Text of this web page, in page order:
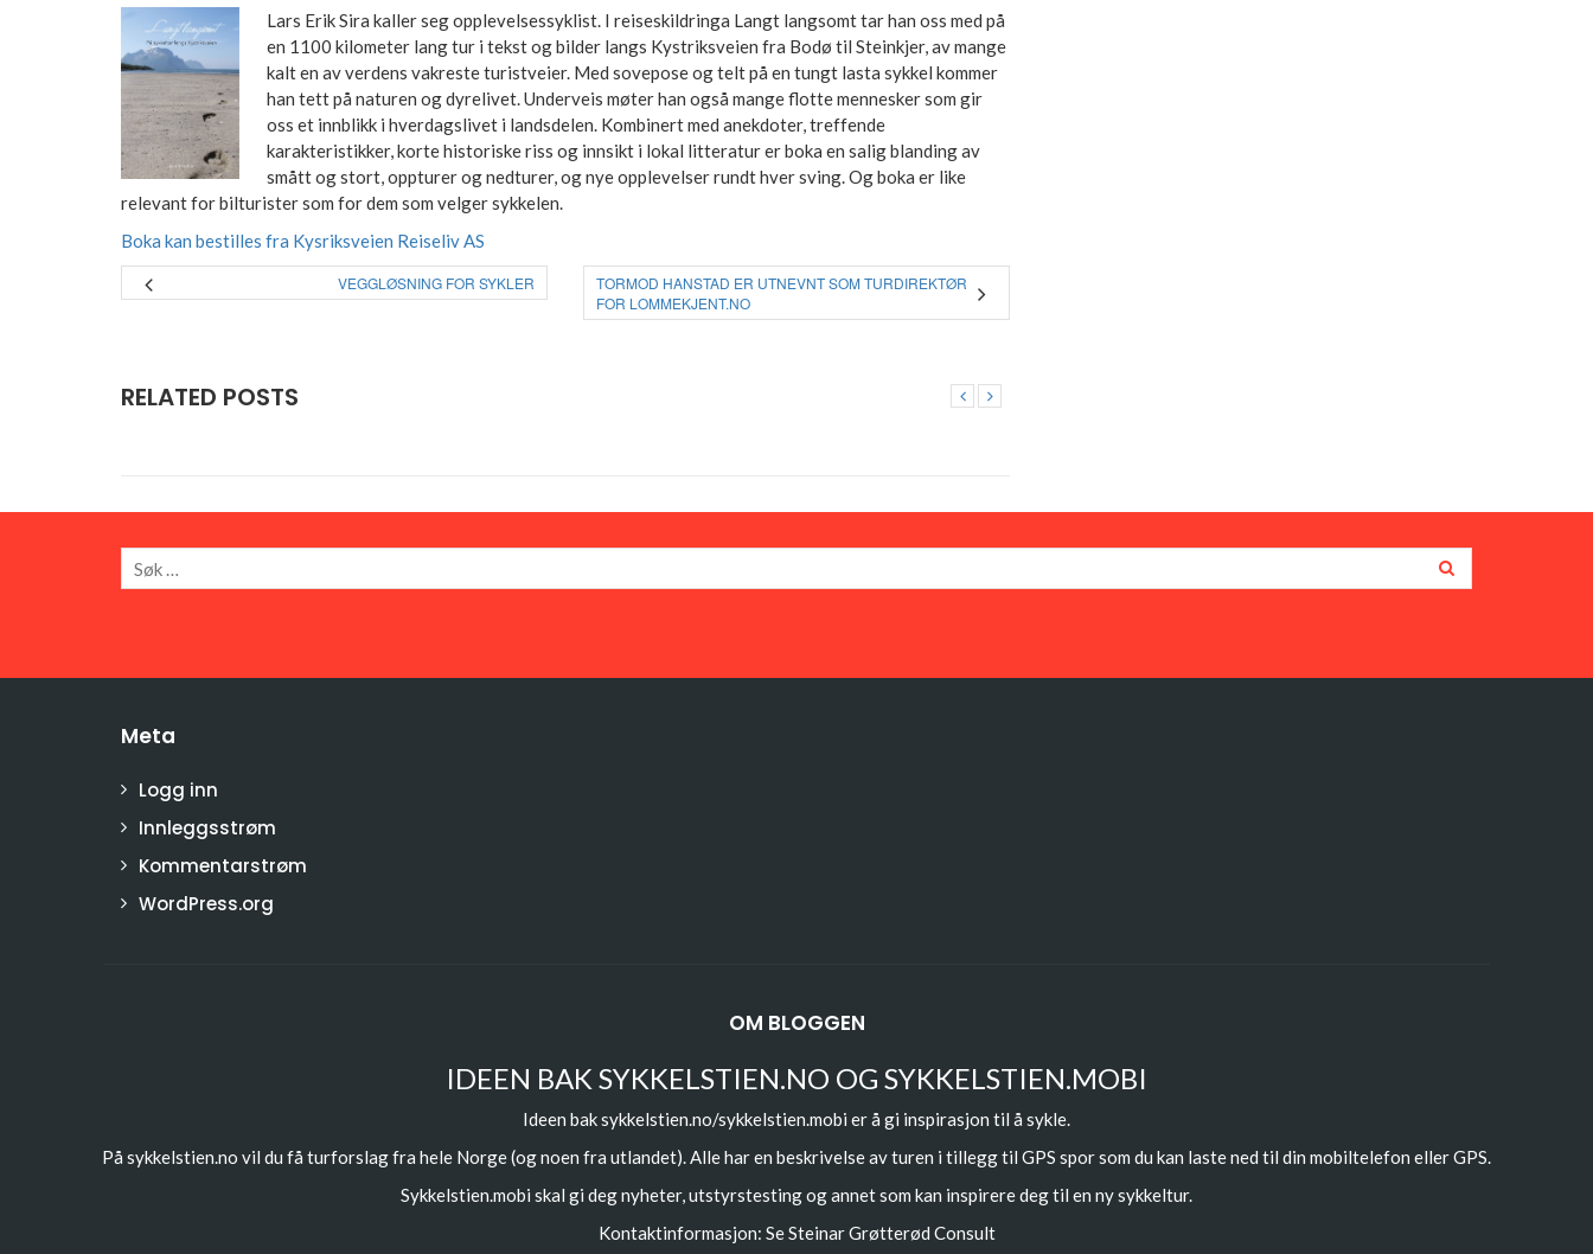
Lars Erik Sira kaller seg opplevelsessyklist. I reiseskildringa Langt langsomt tar han oss med på
en 1100 kilometer lang tur i tekst og bilder langs Kystriksveien fra Bodø til Steinkjer, av mange
kalt en av verdens vakreste turistveier. Med sovepose og telt på en tungt lasta sykkel kommer
han tett på naturen og dyrelivet. Underveis møter han også mange flotte mennesker som gir
oss et innblikk i hverdagslivet i landsdelen. Kombinert med anekdoter, treffende
karakteristikker, korte historiske riss og innsikt i lokal litteratur er boka en salig blanding av
smått og stort, oppturer og nedturer, og nye opplevelser rundt hver sving. Og boka er like
relevant for bilturister som for dem som velger sykkelen.
Boka kan bestilles fra Kysriksveien Reiseliv AS
VEGGLØSNING FOR SYKLER
TORMOD HANSTAD ER UTNEVNT SOM TURDIREKTØR
FOR LOMMEKJENT.NO
RELATED POSTS
Meta
Logg inn
Innleggsstrøm
Kommentarstrøm
WordPress.org
OM BLOGGEN
IDEEN BAK SYKKELSTIEN.NO OG SYKKELSTIEN.MOBI
Ideen bak sykkelstien.no/sykkelstien.mobi er å gi inspirasjon til å sykle.
På sykkelstien.no vil du få turforslag fra hele Norge (og noen fra utlandet). Alle har en beskrivelse av turen i tillegg til GPS spor som du kan laste ned til din mobiltelefon eller GPS.
Sykkelstien.mobi skal gi deg nyheter, utstyrstesting og annet som kan inspirere deg til en ny sykkeltur.
Kontaktinformasjon: SeSteinar Grøtterød Consult